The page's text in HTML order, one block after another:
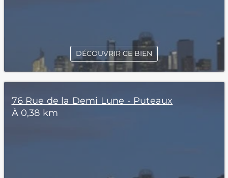
DÉCOUVRIR CE BIEN
76 Rue de la Demi Lune - Puteaux
À 0,38 km